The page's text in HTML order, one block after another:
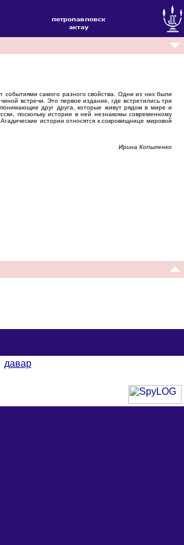
событиями самого разного свойства. Одни из них были
встречи. Это первое издание, где встретились три
понимающие друг друга, которые живут рядом в мире и
поскольку истории в ней незнакомы современному
истории относятся к сокровищнице мировой
Ирина Копыленко
давар